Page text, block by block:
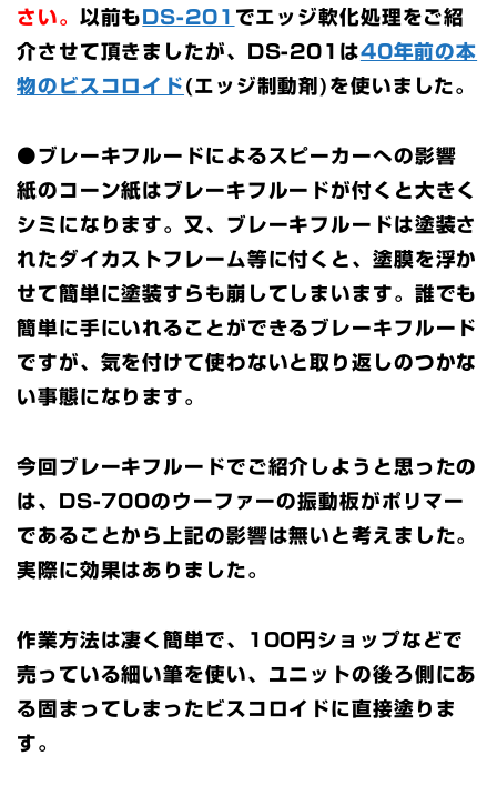
さい。 以前も DS-201 でエッジ軟化処理をご紹
介させて頂きましたが、DS-201は40年前の本
物のビスコロイド (エッジ制動剤)を使いました。
●ブレーキフルードによるスピーカーへの影響
紙のコーン紙はブレーキフルードが付くと大きく
シミになります。又、ブレーキフルードは塗装さ
れたダイカストフレーム等に付くと、塗膜を浮か
せて簡単に塗装すらも崩してしまいます。誰でも
簡単に手にいれることができるブレーキフルード
ですが、気を付けて使わないと取り返しのつかな
い事態になります。
今回ブレーキフルードでご紹介しようと思ったの
は、DS-700のウーファーの振動板がポリマー
であることから上記の影響は無いと考えました。
実際に効果はありました。
作業方法は凄く簡単で、100円ショップなどで
売っている細い筆を使い、ユニットの後ろ側にあ
る固まってしまったビスコロイドに直接塗りま
す。